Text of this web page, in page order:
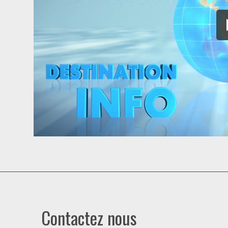
Contactez nous